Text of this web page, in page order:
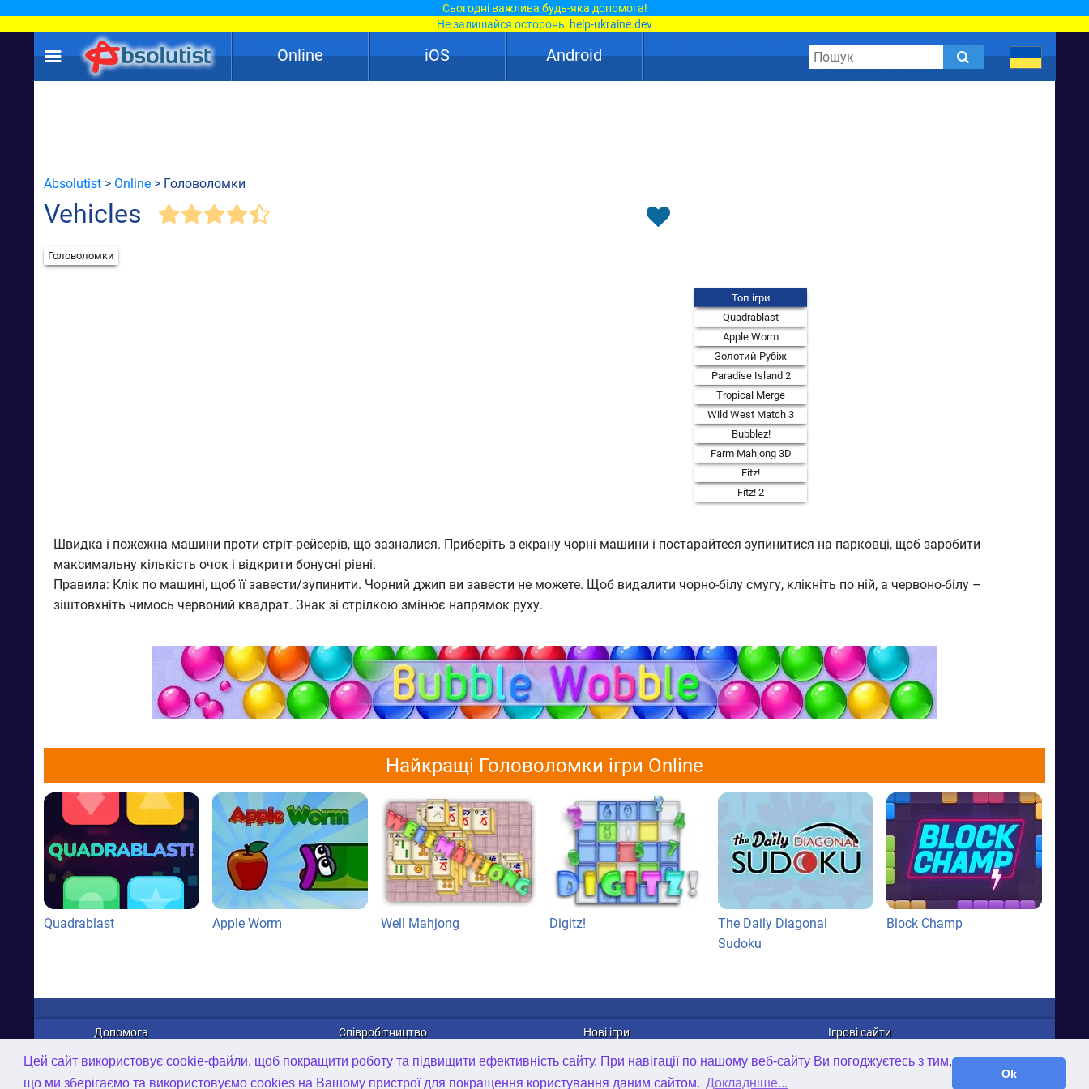
Цей сайт використовує cookie-файли, щоб покращити роботу та підвищити ефективність сайту. При навігації по нашому веб-сайту Ви погоджуєтесь з тим,
що ми зберігаємо та використовуємо cookies на Вашому пристрої для покращення користування даним сайтом. Докладніше...
Ok
Сьогодні важлива будь-яка допомога!
Не залишайся осторонь: help-ukraine.dev
Online iOS Android
Absolutist > Online > Головоломки
Vehicles
Головоломки
Топ ігри
Quadrablast
Apple Worm
Золотий Рубіж
Paradise Island 2
Tropical Merge
Wild West Match 3
Bubblez!
Farm Mahjong 3D
Fitz!
Fitz! 2
Швидка і пожежна машини проти стріт-рейсерів, що зазналися. Приберіть з екрану чорні машини і постарайтеся зупинитися на парковці, щоб заробити
максимальну кількість очок і відкрити бонусні рівні.
Правила: Клік по машині, щоб її завести/зупинити. Чорний джип ви завести не можете. Щоб видалити чорно-білу смугу, клікніть по ній, а червоно-білу –
зіштовхніть чимось червоний квадрат. Знак зі стрілкою змінює напрямок руху.
Найкращі Головоломки ігри Online
Quadrablast Apple Worm Well Mahjong Digitz!
The Daily Diagonal
Sudoku
Block Champ
Допомога
Співробітництво
Реклама
Нові ігри
Онлайн ігри
Ігрові сайти